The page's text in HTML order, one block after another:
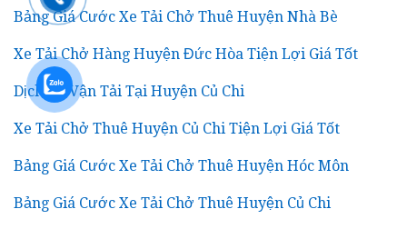
Bảng Giá Cước Xe Tải Chở Thuê Huyện Nhà Bè
Xe Tải Chở Hàng Huyện Đức Hòa Tiện Lợi Giá Tốt
Dịch Vụ Vận Tải Tại Huyện Củ Chi
Xe Tải Chở Thuê Huyện Củ Chi Tiện Lợi Giá Tốt
Bảng Giá Cước Xe Tải Chở Thuê Huyện Hóc Môn
Bảng Giá Cước Xe Tải Chở Thuê Huyện Củ Chi